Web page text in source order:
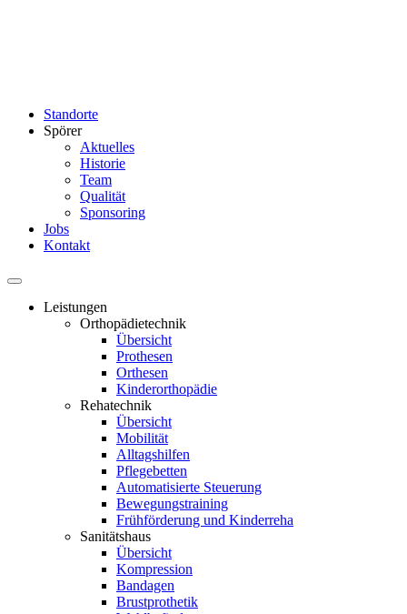
Standorte
Spörer
Aktuelles
Historie
Team
Qualität
Sponsoring
Jobs
Kontakt
Leistungen
Orthopädietechnik
Übersicht
Prothesen
Orthesen
Kinderorthopädie
Rehatechnik
Übersicht
Mobilität
Alltagshilfen
Pflegebetten
Automatisierte Steuerung
Bewegungstraining
Frühförderung und Kinderreha
Sanitätshaus
Übersicht
Kompression
Bandagen
Brustprothetik